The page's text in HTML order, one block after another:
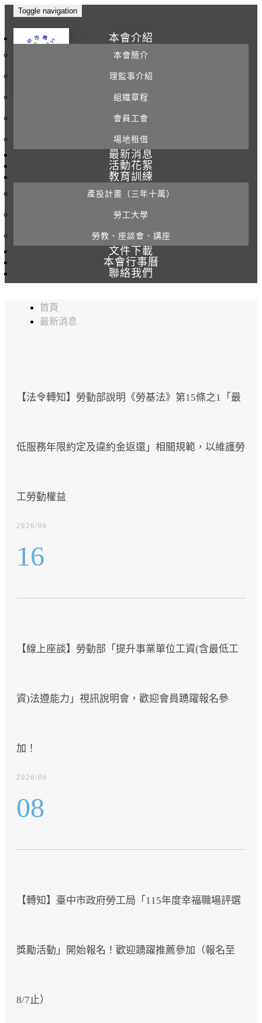
Toggle navigation
本會介紹
本會簡介
理監事介紹
組織章程
會員工會
場地租借
最新消息
活動花絮
教育訓練
產投計畫（三年十萬）
勞工大學
勞教、座談會、講座
文件下載
本會行事曆
聯絡我們
首頁
最新消息
【法令轉知】勞動部說明《勞基法》第15條之1「最
低服務年限約定及違約金返還」相關規範，以維護勞
工勞動權益
2026/06
16
【線上座談】勞動部「提升事業單位工資(含最低工
資)法遵能力」視訊說明會，歡迎會員踴躍報名參
加！
2026/06
08
【轉知】臺中市政府勞工局「115年度幸福職場評選
獎勵活動」開始報名！歡迎踴躍推薦參加（報名至
8/7止）